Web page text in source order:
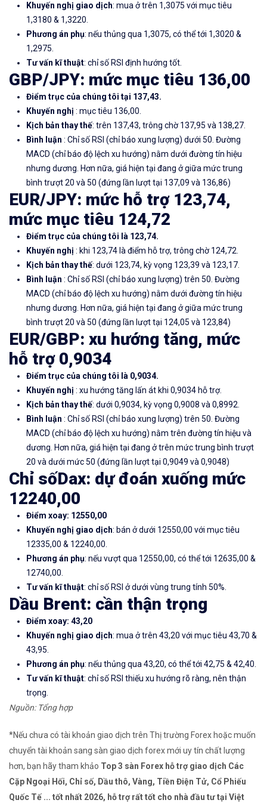
Khuyến nghị giao dịch: mua ở trên 1,3075 với mục tiêu
1,3180 & 1,3220.
Phương án phụ: nếu thủng qua 1,3075, có thể tới 1,3020 &
1,2975.
Tư vấn kĩ thuật: chỉ số RSI định hướng tốt.
GBP/JPY: mức mục tiêu 136,00
Điểm trục của chúng tôi tại 137,43.
Khuyến nghị : mục tiêu 136,00.
Kịch bản thay thế: trên 137,43, trông chờ 137,95 và 138,27.
Bình luận : Chỉ số RSI (chỉ báo xung lượng) dưới 50. Đường
MACD (chỉ báo độ lệch xu hướng) nằm dưới đường tín hiệu
nhưng dương. Hơn nữa, giá hiện tại đang ở giữa mức trung
bình trượt 20 và 50 (đứng lần lượt tại 137,09 và 136,86)
EUR/JPY: mức hỗ trợ 123,74,
mức mục tiêu 124,72
Điểm trục của chúng tôi là 123,74.
Khuyến nghị : khi 123,74 là điểm hỗ trợ, trông chờ 124,72.
Kịch bản thay thế: dưới 123,74, kỳ vọng 123,39 và 123,17.
Bình luận : Chỉ số RSI (chỉ báo xung lượng) trên 50. Đường
MACD (chỉ báo độ lệch xu hướng) nằm dưới đường tín hiệu
nhưng dương. Hơn nữa, giá hiện tại đang ở giữa mức trung
bình trượt 20 và 50 (đứng lần lượt tại 124,05 và 123,84)
EUR/GBP: xu hướng tăng, mức
hỗ trợ 0,9034
Điểm trục của chúng tôi là 0,9034.
Khuyến nghị : xu hướng tăng lấn át khi 0,9034 hỗ trợ.
Kịch bản thay thế: dưới 0,9034, kỳ vọng 0,9008 và 0,8992.
Bình luận : Chỉ số RSI (chỉ báo xung lượng) trên 50. Đường
MACD (chỉ báo độ lệch xu hướng) nằm trên đường tín hiệu và
dương. Hơn nữa, giá hiện tại đang ở trên mức trung bình trượt
20 và dưới mức 50 (đứng lần lượt tại 0,9049 và 0,9048)
Chỉ sốDax: dự đoán xuống mức
12240,00
Điểm xoay: 12550,00
Khuyến nghị giao dịch: bán ở dưới 12550,00 với mục tiêu
12335,00 & 12240,00.
Phương án phụ: nếu vượt qua 12550,00, có thể tới 12635,00 &
12740,00.
Tư vấn kĩ thuật: chỉ số RSI ở dưới vùng trung tính 50%.
Dầu Brent: cần thận trọng
Điểm xoay: 43,20
Khuyến nghị giao dịch: mua ở trên 43,20 với mục tiêu 43,70 &
43,95.
Phương án phụ: nếu thủng qua 43,20, có thể tới 42,75 & 42,40.
Tư vấn kĩ thuật: chỉ số RSI thiếu xu hướng rõ ràng, nên thận
trọng.
Nguồn: Tổng hợp
*Nếu chưa có tài khoản giao dịch trên Thị trường Forex hoặc muốn
chuyển tài khoản sang sàn giao dịch forex mới uy tín chất lượng
hơn, bạn hãy tham khảo Top 3 sàn Forex hỗ trợ giao dịch Các
Cặp Ngoại Hối, Chỉ số, Dầu thô, Vàng, Tiền Điện Tử, Cổ Phiếu
Quốc Tế ... tốt nhất 2026, hỗ trợ rất tốt cho nhà đầu tư tại Việt